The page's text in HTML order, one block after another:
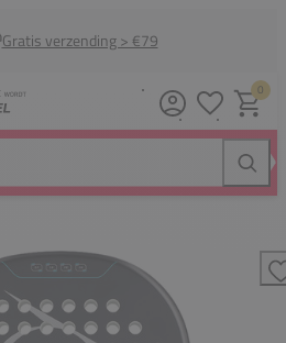
Gratis verzending > €79
0